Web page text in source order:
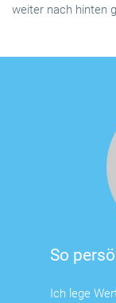
weiter nach hinten
So
Ich lege